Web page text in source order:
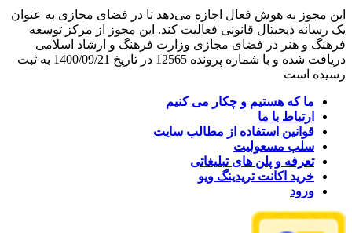
این مجوز به هوش فعال اجازه می‌دهد تا در فضای مجازی به عنوان
یک رسانه دیجیتال قانونی فعالیت کند. این مجوز از مرکز توسعه
فرهنگ و هنر در فضای مجازی وزارت فرهنگ و ارشاد اسلامی
دریافت شده و با شماره پرونده 12565 در تاریخ 1400/09/21 به ثبت
رسیده است
ما که هستیم و چکار می کنیم
ارتباط با ما
قوانین استفاده از مطالب سایت
سلب مسعولیت
تعرفه و پلن های تبلیغاتی
خرید اکانت تریدینگ ویو
ورود